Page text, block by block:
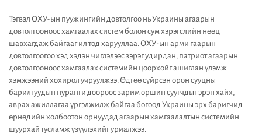
Тэгвэл ОХУ-ын пуужингийн довтолгоо нь Украины агаарын
довтолгооноос хамгаалах систем болон сум хэрэгслийн нөөц
шавхагдаж байгааг ил тод харууллаа. ОХУ-ын арми гаарын
довтолгоогоо хэд хэдэн чиглэлээс зэрэг удирдан, патриот агаарын
довтолгооноос хамгаалах системийн цоорхойг ашиглан үлэмж
хэмжээний хохирол учруулжээ. Өдгөө сүйрсэн орон сууцны
барилгуудын нуранги доороос зарим оршин суугчдыг эрэн хайх,
аврах ажиллагаа үргэлжилж байгаа бөгөөд Украины эрх баригчид
өрнөдийн холбоотон орнуудад агаарын хамгаалалтын системийн
шуурхай тусламж үзүүлэхийг уриалжээ.